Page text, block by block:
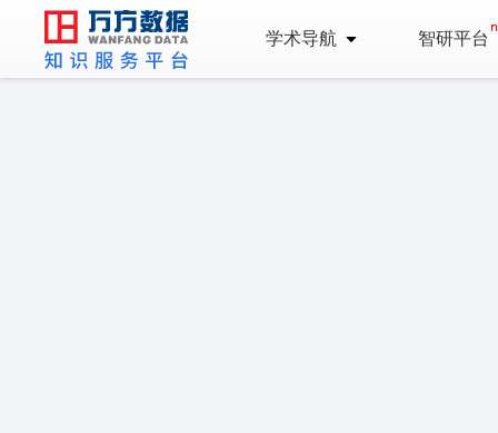
学术导航 智研平台